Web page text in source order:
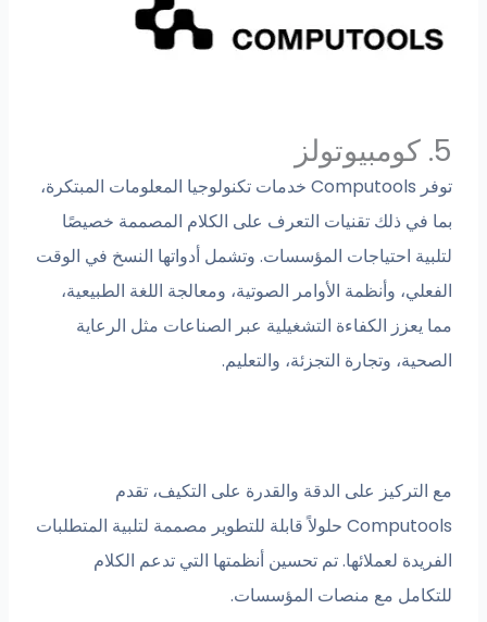
5. كومبيوتولز
توفر Computools خدمات تكنولوجيا المعلومات المبتكرة،
بما في ذلك تقنيات التعرف على الكلام المصممة خصيصًا
لتلبية احتياجات المؤسسات. وتشمل أدواتها النسخ في الوقت
الفعلي، وأنظمة الأوامر الصوتية، ومعالجة اللغة الطبيعية،
مما يعزز الكفاءة التشغيلية عبر الصناعات مثل الرعاية
الصحية، وتجارة التجزئة، والتعليم.
مع التركيز على الدقة والقدرة على التكيف، تقدم
Computools حلولاً قابلة للتطوير مصممة لتلبية المتطلبات
الفريدة لعملائها. تم تحسين أنظمتها التي تدعم الكلام
للتكامل مع منصات المؤسسات.